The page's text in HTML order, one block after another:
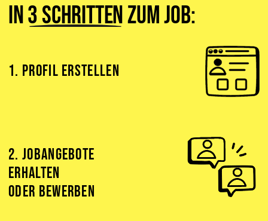
In3 Schrittenzum Job:
1. PROFIL ERSTELLEN
2. JOBANGEBOTE
ERHALTEN
ODER BEWERBEN